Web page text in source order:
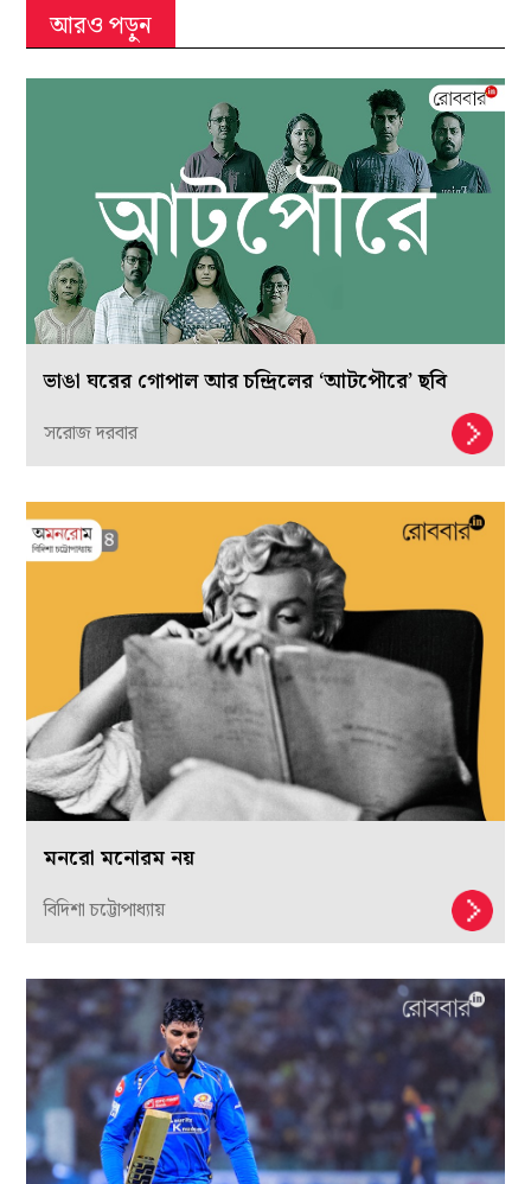
আরও পড়ুন
ভাঙা ঘরের গোপাল আর চন্দ্রিলের ‘আটপৌরে’ ছবি
সরোজ দরবার
মনরো মনোরম নয়
বিদিশা চট্টোপাধ্যায়